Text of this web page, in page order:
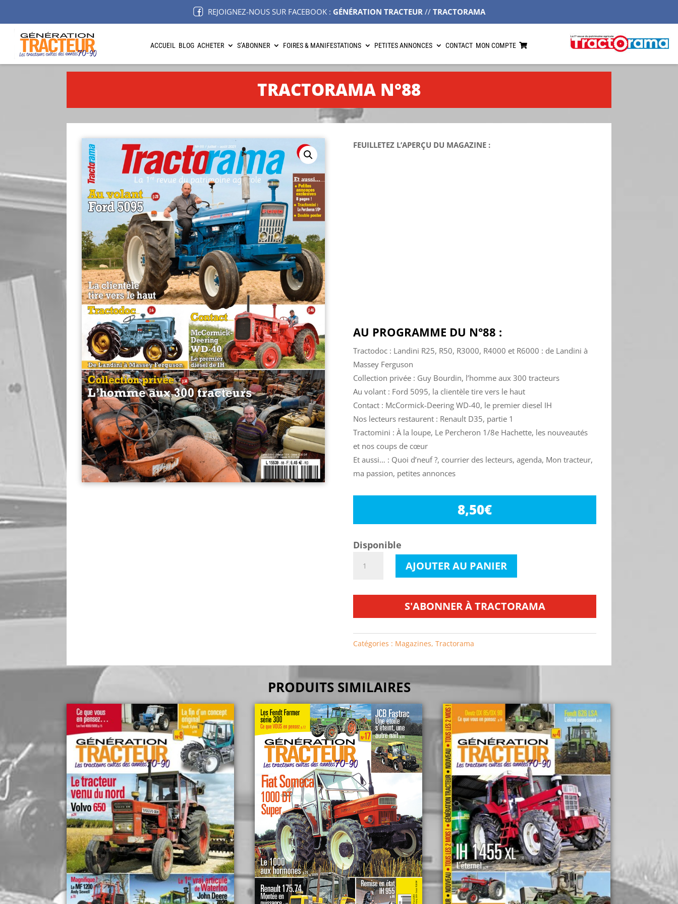
REJOIGNEZ-NOUS SUR FACEBOOK : GÉNÉRATION TRACTEUR// TRACTORAMA
ACCUEIL BLOG ACHETER S’ABONNER FOIRES & MANIFESTATIONS PETITES ANNONCES CONTACT MON COMPTE
TRACTORAMA N°88
FEUILLETEZ L’APERÇU DU MAGAZINE :
AU PROGRAMME DU N°88 :
Tractodoc : Landini R25, R50, R3000, R4000 et R6000 : de Landini à
Massey Ferguson
Collection privée : Guy Bourdin, l’homme aux 300 tracteurs
Au volant : Ford 5095, la clientèle tire vers le haut
Contact : McCormick-Deering WD-40, le premier diesel IH
Nos lecteurs restaurent : Renault D35, partie 1
Tractomini : À la loupe, Le Percheron 1/8e Hachette, les nouveautés
et nos coups de cœur
Et aussi… : Quoi d’neuf ?, courrier des lecteurs, agenda, Mon tracteur,
ma passion, petites annonces
8,50€
Disponible
AJOUTER AU PANIER
S'ABONNER À TRACTORAMA
Catégories : Magazines,Tractorama
PRODUITS SIMILAIRES